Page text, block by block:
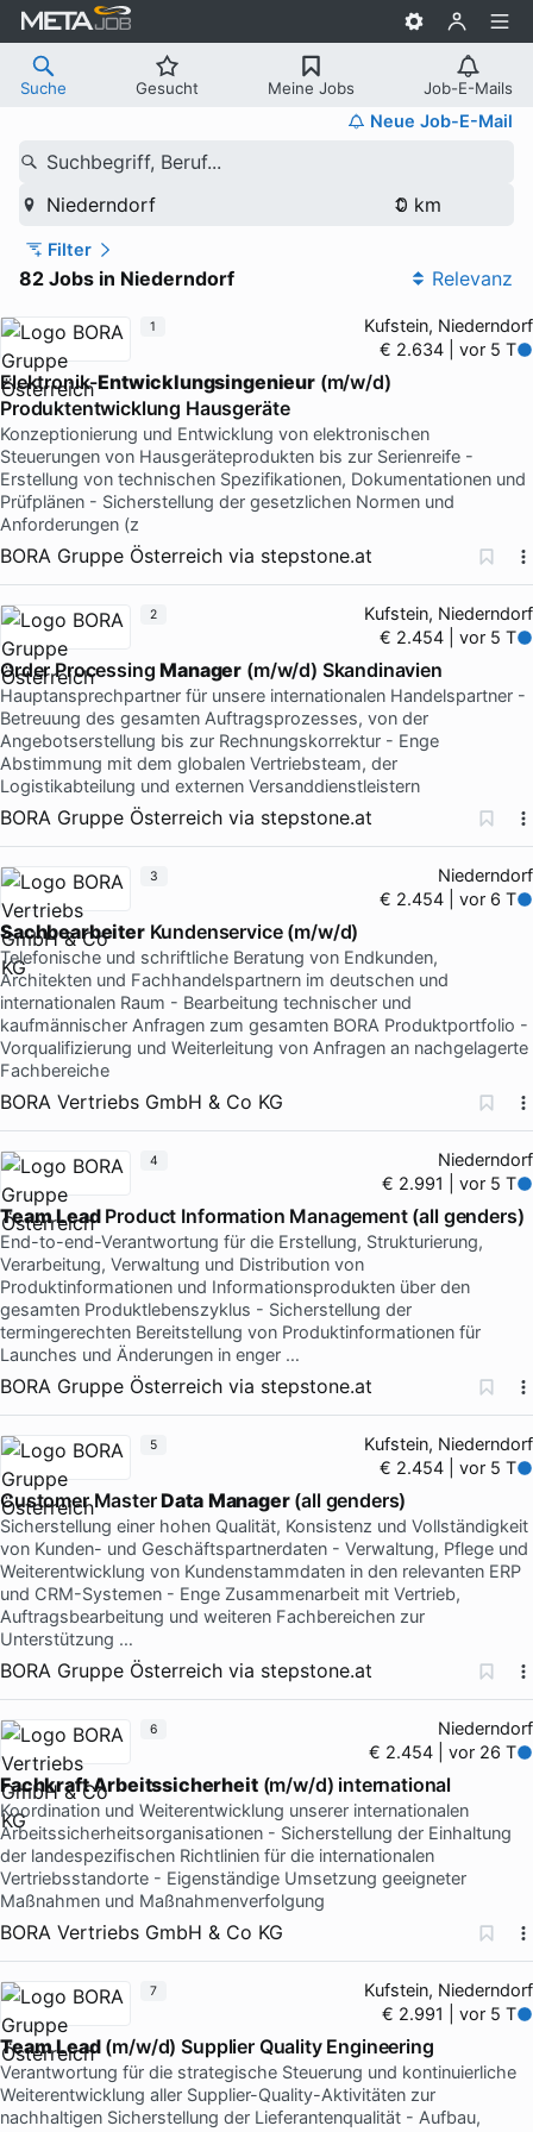
Suche Gesucht Meine Jobs Job-E-Mails
Neue Job-E-Mail
Suchbegriff, Beruf...
Niederndorf
Filter
82 Jobs in Niederndorf Relevanz
Kufstein, Niederndorf
€ 2.634 | vor 5 T
Elektronik-Entwicklungsingenieur(m/w/d)
Produktentwicklung Hausgeräte
Konzeptionierung und Entwicklung von elektronischen
Steuerungen von Hausgeräteprodukten bis zur Serienreife -
Erstellung von technischen Spezifikationen, Dokumentationen und
Prüfplänen - Sicherstellung der gesetzlichen Normen und
Anforderungen (z
BORA Gruppe Österreich via stepstone.at
1
Kufstein, Niederndorf
€ 2.454 | vor 5 T
Order ProcessingManager (m/w/d) Skandinavien
Hauptansprechpartner für unsere internationalen Handelspartner -
Betreuung des gesamten Auftragsprozesses, von der
Angebotserstellung bis zur Rechnungskorrektur - Enge
Abstimmung mit dem globalen Vertriebsteam, der
Logistikabteilung und externen Versanddienstleistern
BORA Gruppe Österreich via stepstone.at
2
Niederndorf
€ 2.454 | vor 6 T
SachbearbeiterKundenservice (m/w/d)
Telefonische und schriftliche Beratung von Endkunden,
Architekten und Fachhandelspartnern im deutschen und
internationalen Raum - Bearbeitung technischer und
kaufmännischer Anfragen zum gesamten BORA Produktportfolio -
Vorqualifizierung und Weiterleitung von Anfragen an nachgelagerte
Fachbereiche
BORA Vertriebs GmbH & Co KG
3
Niederndorf
€ 2.991 | vor 5 T
TeamLeadProduct Information Management (all genders)
End-to-end-Verantwortung für die Erstellung, Strukturierung,
Verarbeitung, Verwaltung und Distribution von
Produktinformationen und Informationsprodukten über den
gesamten Produktlebenszyklus - Sicherstellung der
termingerechten Bereitstellung von Produktinformationen für
Launches und Änderungen in enger …
BORA Gruppe Österreich via stepstone.at
4
Kufstein, Niederndorf
€ 2.454 | vor 5 T
Customer MasterData Manager(all genders)
Sicherstellung einer hohen Qualität, Konsistenz und Vollständigkeit
von Kunden- und Geschäftspartnerdaten - Verwaltung, Pflege und
Weiterentwicklung von Kundenstammdaten in den relevanten ERP
und CRM-Systemen - Enge Zusammenarbeit mit Vertrieb,
Auftragsbearbeitung und weiteren Fachbereichen zur
Unterstützung …
BORA Gruppe Österreich via stepstone.at
5
Niederndorf
€ 2.454 | vor 26 T
FachkraftArbeitssicherheit(m/w/d) international
Koordination und Weiterentwicklung unserer internationalen
Arbeitssicherheitsorganisationen - Sicherstellung der Einhaltung
der landespezifischen Richtlinien für die internationalen
Vertriebsstandorte - Eigenständige Umsetzung geeigneter
Maßnahmen und Maßnahmenverfolgung
BORA Vertriebs GmbH & Co KG
6
Kufstein, Niederndorf
€ 2.991 | vor 5 T
TeamLead(m/w/d) Supplier Quality Engineering
Verantwortung für die strategische Steuerung und kontinuierliche
Weiterentwicklung aller Supplier-Quality-Aktivitäten zur
nachhaltigen Sicherstellung der Lieferantenqualität - Aufbau,
7